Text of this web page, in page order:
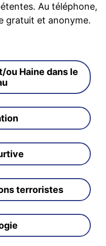
Au téléphone,
gratuit et anonyme.
ou Haine dans le
terroristes